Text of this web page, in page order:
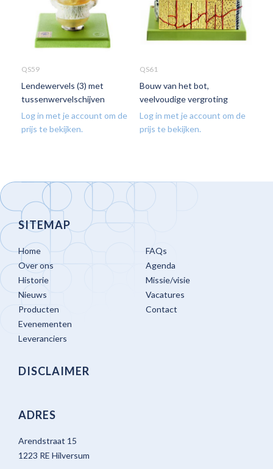
QS59
Lendewervels (3) met
tussenwervelschijven
Log in met je account om de
prijs te bekijken.
QS61
Bouw van het bot,
veelvoudige vergroting
Log in met je account om de
prijs te bekijken.
SITEMAP
Home
Over ons
Historie
Nieuws
Producten
Evenementen
Leveranciers
FAQs
Agenda
Missie/visie
Vacatures
Contact
DISCLAIMER
ADRES
Arendstraat 15
1223 RE Hilversum